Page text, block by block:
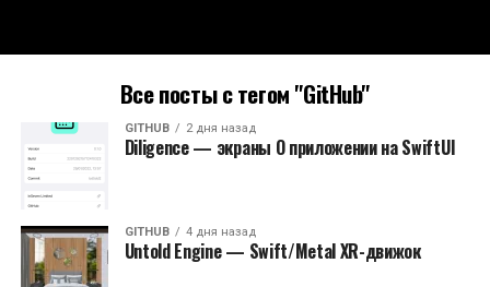
Все посты с тегом "GitHub"
GITHUB 2 дня назад
Diligence — экраны О приложении на SwiftUI
GITHUB 4 дня назад
Untold Engine — Swift/Metal XR-движок